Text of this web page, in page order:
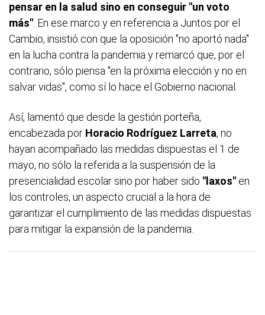
pensar en la salud sino en conseguir "un voto
más" . En ese marco y en referencia a Juntos por el
Cambio, insistió con que la oposición "no aportó nada"
en la lucha contra la pandemia y remarcó que, por el
contrario, sólo piensa "en la próxima elección y no en
salvar vidas", como sí lo hace el Gobierno nacional.
Así, lamentó que desde la gestión porteña,
encabezada por Horacio Rodríguez Larreta, no
hayan acompañado las medidas dispuestas el 1 de
mayo, no sólo la referida a la suspensión de la
presencialidad escolar sino por haber sido "laxos" en
los controles, un aspecto crucial a la hora de
garantizar el cumplimiento de las medidas dispuestas
para mitigar la expansión de la pandemia.